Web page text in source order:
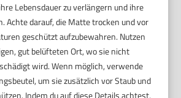
Lebensdauer zu verlängern und ihre
Achte darauf, die Matte trocken und vor
geschützt aufzubewahren. Nutzen
gut belüfteten Ort, wo sie nicht
wird. Wenn möglich, verwende
um sie zusätzlich vor Staub und
Indem du auf diese Details achtest,